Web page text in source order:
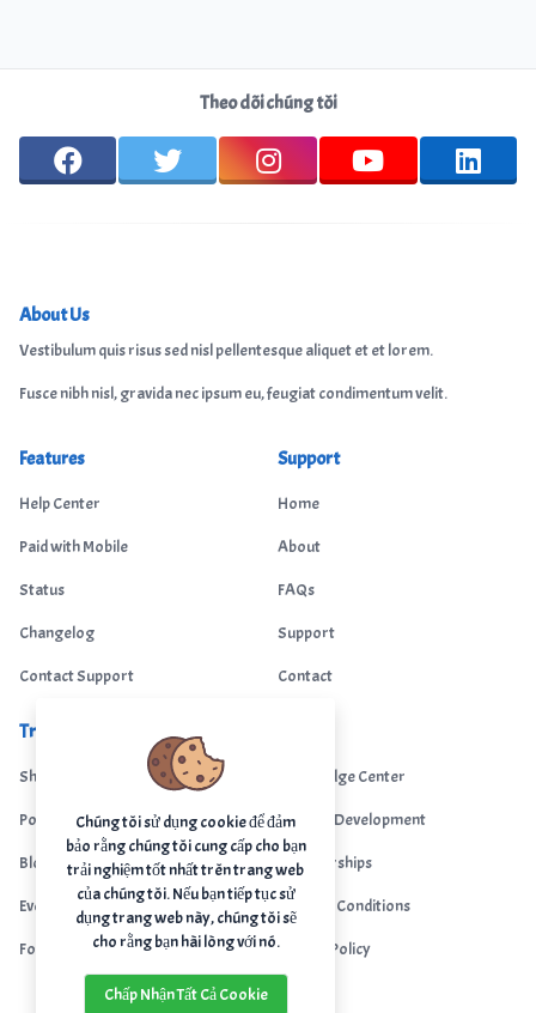
Theo dõi chúng tôi
About Us
Vestibulum quis risus sed nisl pellentesque aliquet et et lorem.
Fusce nibh nisl, gravida nec ipsum eu, feugiat condimentum velit.
Features
Help Center
Paid with Mobile
Status
Changelog
Contact Support
Support
Home
About
FAQs
Support
Contact
Trending
Shop
Portfolio
Blog
Events
Forums
Knowledge Center
Custom Development
Sponsorships
Terms & Conditions
Privacy Policy
Chúng tôi sử dụng cookie để đảm
bảo rằng chúng tôi cung cấp cho bạn
trải nghiệm tốt nhất trên trang web
của chúng tôi. Nếu bạn tiếp tục sử
dụng trang web này, chúng tôi sẽ
cho rằng bạn hài lòng với nó.
Chấp Nhận Tất Cả Cookie